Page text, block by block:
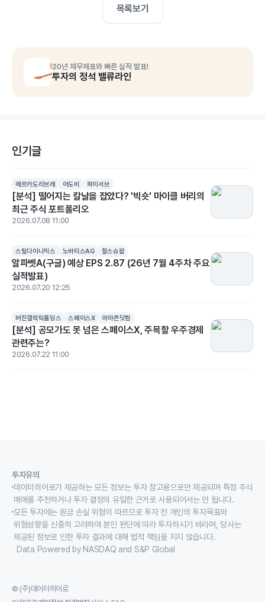
목록보기
20년 재무제표와 빠른 실적 발표!
투자의 정석 밸류라인
인기글
메르카도리브레 어도비 파이서브
[분석] 떨어지는 칼날을 잡았다? '빅숏' 마이클 버리의
최근 주식 포트폴리오
2026.07.08 11:00
스틸다이나믹스 노바티스AG 찰스슈왑
알파벳A(구글) 예상 EPS 2.87 (26년 7월 4주차 주요
실적발표)
2026.07.20 12:25
버진갤럭틱홀딩스 스페이스X 아마존닷컴
[분석] 공모가도 못 넘은 스페이스X, 주목할 우주경제
관련주는?
2026.07.22 11:00
투자유의
데이터히어로가 제공하는 모든 정보는 투자 참고용으로만 제공되며 특정 주식
매매를 추천하거나 투자 결정의 유일한 근거로 사용되어서는 안 됩니다.
모든 투자에는 원금 손실 위험이 따르므로 투자 전 개인의 투자목표와
위험성향을 신중히 고려하여 본인 판단에 따라 투자하시기 바라며, 당사는
제공된 정보로 인한 투자 결과에 대해 법적 책임을 지지 않습니다.
Data Powered by NASDAQ and S&P Global
© (주)데이터히어로